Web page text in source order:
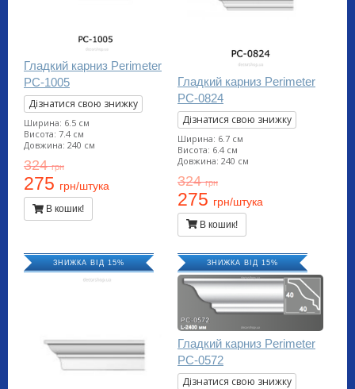
Гладкий карниз Perimeter
PC-1005
Дізнатися свою знижку
Ширина: 6.5 см
Висота: 7.4 см
Довжина: 240 см
324грн
275 грн/штука
В кошик!
Гладкий карниз Perimeter
PC-0824
Дізнатися свою знижку
Ширина: 6.7 см
Висота: 6.4 см
Довжина: 240 см
324грн
275 грн/штука
В кошик!
ЗНИЖКА ВІД 15% ЗНИЖКА ВІД 15%
Гладкий карниз Perimeter
PC-0572
Дізнатися свою знижку